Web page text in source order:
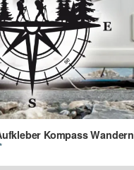
Kompass Wandern